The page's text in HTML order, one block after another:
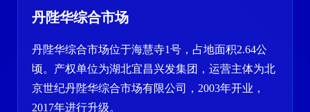
丹陛华综合市场
丹陛华综合市场位于海慧寺1号，占地面积2.64公
顷。产权单位为湖北宜昌兴发集团，运营主体为北
京世纪丹陛华综合市场有限公司，2003年开业，
2017年进行升级。